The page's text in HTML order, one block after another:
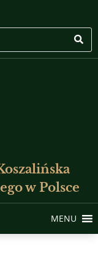
w Polsce
MENU